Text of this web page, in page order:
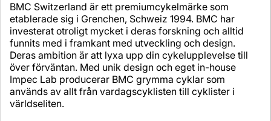
BMC Switzerland är ett premiumcykelmärke som
etablerade sig i Grenchen, Schweiz 1994. BMC har
investerat otroligt mycket i deras forskning och alltid
funnits med i framkant med utveckling och design.
Deras ambition är att lyxa upp din cykelupplevelse till
över förväntan. Med unik design och eget in-house
Impec Lab producerar BMC grymma cyklar som
används av allt från vardagscyklisten till cyklister i
världseliten.